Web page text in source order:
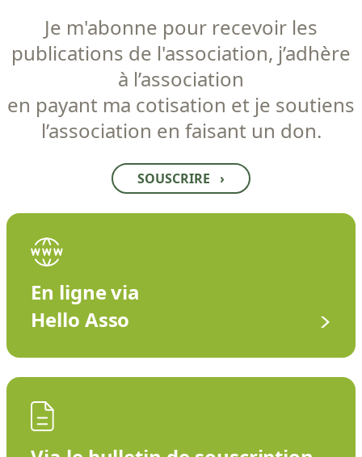
Je m'abonne pour recevoir les
publications de l'association, j’adhère
à l’association
en payant ma cotisation et je soutiens
l’association en faisant un don.
SOUSCRIRE ›
En ligne via
Hello Asso